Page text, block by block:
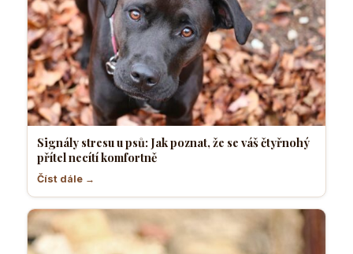
Signály stresu u psů: Jak poznat, že se váš čtyřnohý
přítel necítí komfortně
Číst dále →